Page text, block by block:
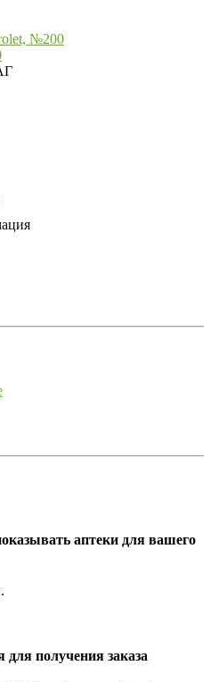
аптеки для вашего
получения заказа